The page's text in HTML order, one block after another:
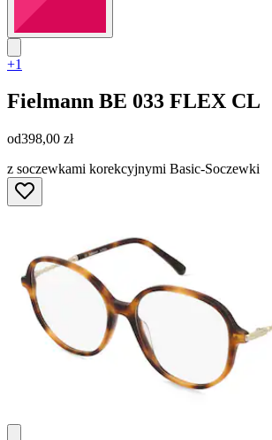
+1
Fielmann BE 033 FLEX CL
od398,00 zł
z soczewkami korekcyjnymi Basic-Soczewki